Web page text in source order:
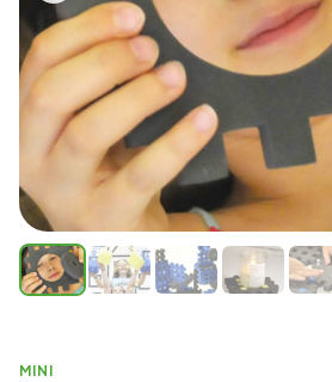
MINI